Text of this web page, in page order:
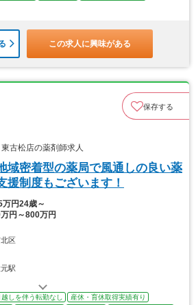
この求人に興味がある
保存する
古松店の薬剤師求人
域密着型の薬局で風通しの良い薬
制度もございます！
万円24歳～
万円～800万円
区
駅
しを伴う転勤なし
産休・育休取得実績有り